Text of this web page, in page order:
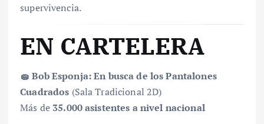
supervivencia.
EN CARTELERA
🧽 Bob Esponja: En busca de los Pantalones
Cuadrados (Sala Tradicional 2D)
Más de 35.000 asistentes a nivel nacional